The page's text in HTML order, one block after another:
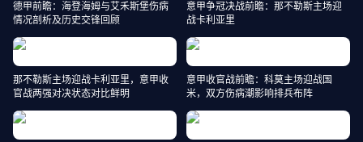
德甲前瞻：海登海姆与艾禾斯堡伤病
情况剖析及历史交锋回顾
意甲争冠决战前瞻：那不勒斯主场迎
战卡利亚里
那不勒斯主场迎战卡利亚里，意甲收
官战两强对决状态对比鲜明
意甲收官战前瞻：科莫主场迎战国
米，双方伤病潮影响排兵布阵